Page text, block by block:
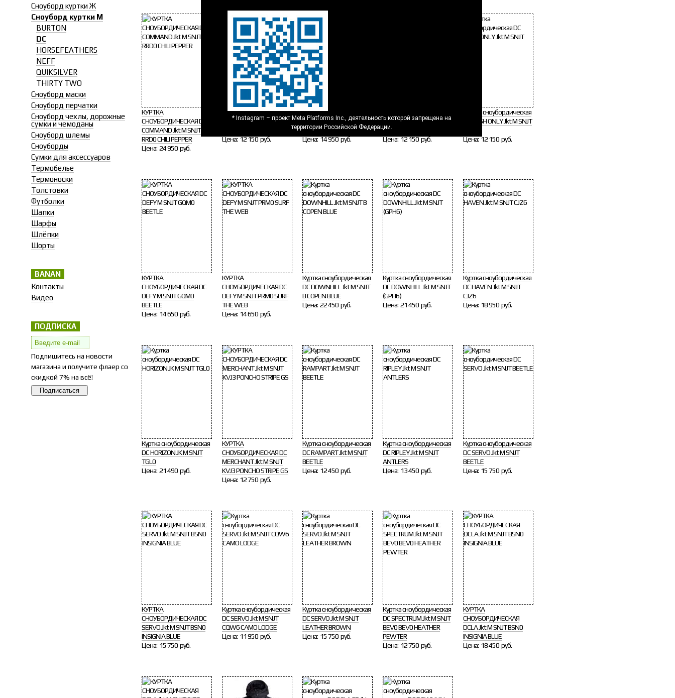
КУРТКА
СНОУБОРДИЧЕСКАЯ DC
COMMAND Jkt M SNJT
RRD0 CHILI PEPPER
Цена: 24 950 руб.
Куртка сноубордическая
DC CASH ONLY Jkt M SNJT
Цена:12 150 руб.
Куртка сноубордическая
DC RIPLEY Jkt M SNJT
WEJ0
Цена:14 950 руб.
DC CASH ONLY Jkt M SNJT
(BMN0)
Цена:12 150 руб.
Куртка сноубордическая
DC CASH ONLY Jkt M SNJT
Цена:12 150 руб.
КУРТКА
СНОУБОРДИЧЕСКАЯ DC
DEFY M SNJT GQM0
BEETLE
Цена: 14 650 руб.
КУРТКА
СНОУБОРДИЧЕСКАЯ DC
DEFY M SNJT PRM0 SURF
THE WEB
Цена: 14 650 руб.
Куртка сноубордическая
DC DOWNHILL Jkt M SNJT
B COPEN BLUE
Цена: 22 450 руб.
Куртка сноубордическая
DC DOWNHILL Jkt M SNJT
(GPH6)
Цена: 21 450 руб.
Куртка сноубордическая
DC HAVEN Jkt M SNJT
CJZ6
Цена: 18 950 руб.
Куртка сноубордическая
DC HORIZON JK M SNJT
TGL0
Цена: 21 490 руб.
КУРТКА
СНОУБОРДИЧЕСКАЯ DC
MERCHANT Jkt M SNJT
KVJ3 PONCHO STRIPE GS
Цена: 12 750 руб.
Куртка сноубордическая
DC RAMPART Jkt M SNJT
BEETLE
Цена: 12 450 руб.
Куртка сноубордическая
DC RIPLEY Jkt M SNJT
ANTLERS
Цена: 13 450 руб.
Куртка сноубордическая
DC SERVO Jkt M SNJT
BEETLE
Цена: 15 750 руб.
КУРТКА
СНОУБОРДИЧЕСКАЯ DC
SERVO Jkt M SNJT BSN0
INSIGNIA BLUE
Цена: 15 750 руб.
Куртка сноубордическая
DC SERVO Jkt M SNJT
CQW6 CAMO LODGE
Цена: 11 950 руб.
Куртка сноубордическая
DC SERVO Jkt M SNJT
LEATHER BROWN
Цена: 15 750 руб.
Куртка сноубордическая
DC SPECTRUM Jkt M SNJT
BEV0 BEV0 HEATHER
PEWTER
Цена: 12 750 руб.
КУРТКА
СНОУБОРДИЧЕСКАЯ
DCLA Jkt M SNJT BSN0
INSIGNIA BLUE
Цена: 18 450 руб.
Сноуборд куртки Ж
Сноуборд куртки М
BURTON
DC
HORSEFEATHERS
NEFF
QUIKSILVER
THIRTY TWO
Сноуборд маски
Сноуборд перчатки
Сноуборд чехлы, дорожные
сумки и чемоданы
Сноуборд шлемы
Сноуборды
Сумки для аксессуаров
Термобелье
Термоноски
Толстовки
Футболки
Шапки
Шарфы
Шлёпки
Шорты
BANAN
Контакты
Видео
ПОДПИСКА
Подпишитесь на новости
магазина и получите флаер со
скидкой 7% на всё!
* Instagram – проект Meta Platforms Inc., деятельность которой запрещена на
территории Российской Федерации.